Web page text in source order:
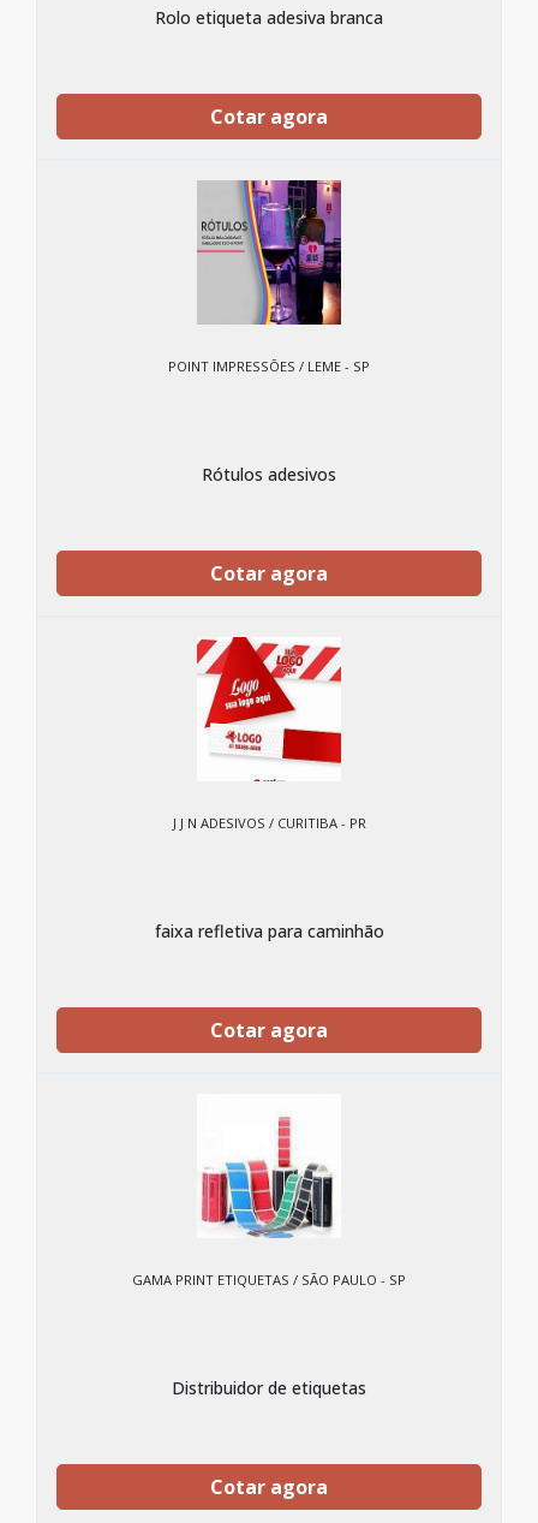
Rolo etiqueta adesiva branca
Cotar agora
POINT IMPRESSÕES / LEME - SP
Rótulos adesivos
Cotar agora
J J N ADESIVOS / CURITIBA - PR
faixa refletiva para caminhão
Cotar agora
GAMA PRINT ETIQUETAS / SÃO PAULO - SP
Distribuidor de etiquetas
Cotar agora